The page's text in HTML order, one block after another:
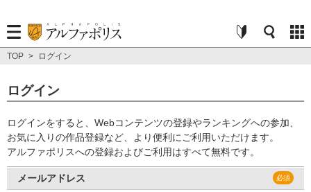
TOP > ログイン
ログイン
ログインをすると、Webコンテンツの登録やランキングへの参加、
お気に入りの作品登録など、より便利にご利用いただけます。
アルファポリスへの登録およびご利用はすべて無料です。
メールアドレス